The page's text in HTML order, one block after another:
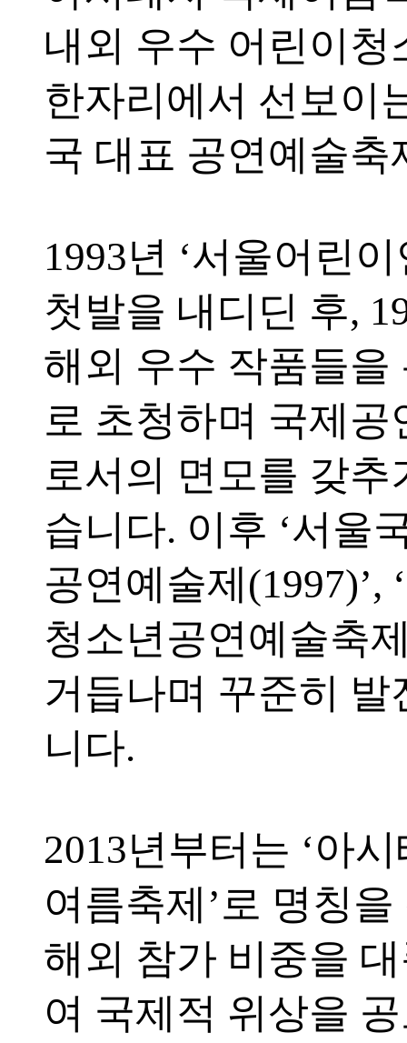
내외 우수 어린이청
한자리에서 선보이
국 대표 공연예술축
1993년 ‘서울어린
첫발을 내디딘 후,
해외 우수 작품들을
로 초청하며 국제공
로서의 면모를 갖추
습니다. 이후 ‘서울
공연예술제(1997)’,
청소년공연예술축
거듭나며 꾸준히 발
니다.
2013년부터는 ‘아
여름축제’로 명칭
해외 참가 비중을
여 국제적 위상을